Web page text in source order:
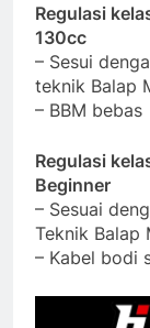
Regulasi
130cc
– Sesui
teknik Balap
– BBM bebas
Regulasi
Beginner
– Sesuai
Teknik
– Kabel bodi